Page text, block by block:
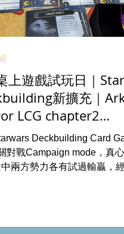
上遊戲試玩日｜
新擴充｜
LCG chapter2
deck
Deckbuilding Card
對戰Campaign mode，真心
兩方勢力各有試過輸贏，經